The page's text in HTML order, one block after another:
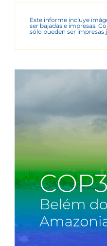
Este informe incluye
ser bajadas e impresas.
sólo pueden ser